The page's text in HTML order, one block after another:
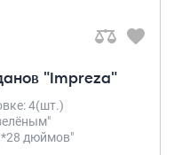
"Impreza"
4(шт.)
дюймов"